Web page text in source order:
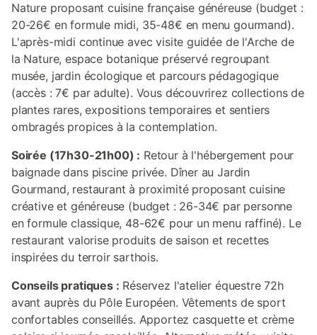
Nature proposant cuisine française généreuse (budget :
20-26€ en formule midi, 35-48€ en menu gourmand).
L'après-midi continue avec visite guidée de l'Arche de
la Nature, espace botanique préservé regroupant
musée, jardin écologique et parcours pédagogique
(accès : 7€ par adulte). Vous découvrirez collections de
plantes rares, expositions temporaires et sentiers
ombragés propices à la contemplation.
Soirée (17h30-21h00) : Retour à l'hébergement pour
baignade dans piscine privée. Dîner au Jardin
Gourmand, restaurant à proximité proposant cuisine
créative et généreuse (budget : 26-34€ par personne
en formule classique, 48-62€ pour un menu raffiné). Le
restaurant valorise produits de saison et recettes
inspirées du terroir sarthois.
Conseils pratiques : Réservez l'atelier équestre 72h
avant auprès du Pôle Européen. Vêtements de sport
confortables conseillés. Apportez casquette et crème